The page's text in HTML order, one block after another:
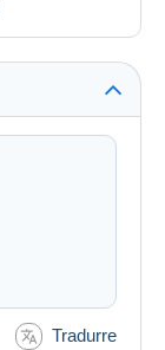
Tradurre